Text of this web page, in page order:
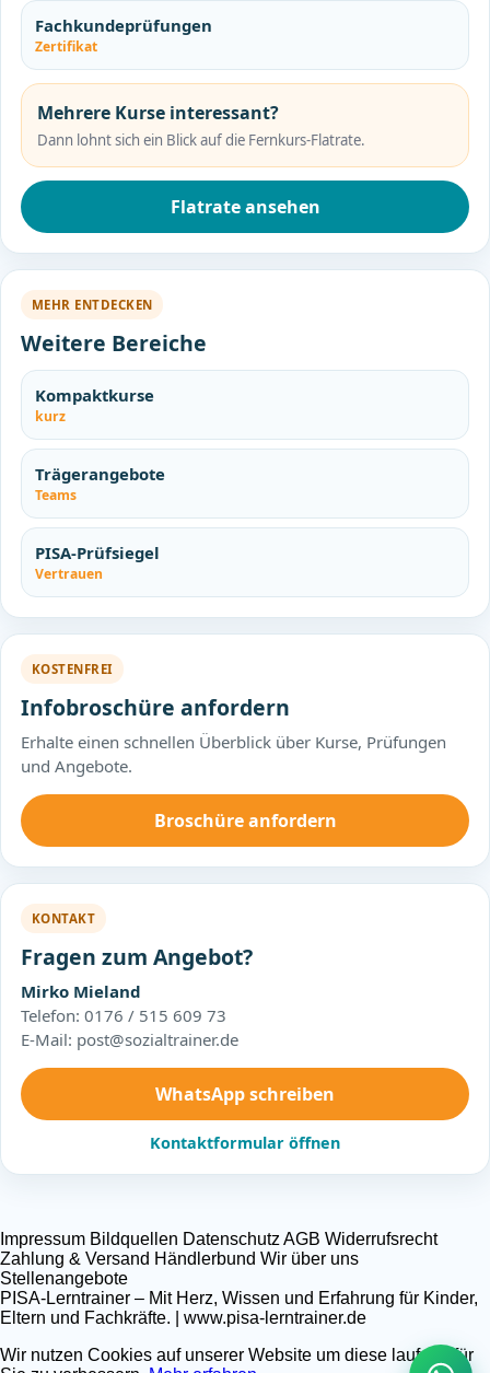
Fachkundeprüfungen
Zertifikat
Mehrere Kurse interessant?
Dann lohnt sich ein Blick auf die Fernkurs-Flatrate.
Flatrate ansehen
MEHR ENTDECKEN
Weitere Bereiche
Kompaktkurse
kurz
Trägerangebote
Teams
PISA-Prüfsiegel
Vertrauen
KOSTENFREI
Infobroschüre anfordern
Erhalte einen schnellen Überblick über Kurse, Prüfungen
und Angebote.
Broschüre anfordern
KONTAKT
Fragen zum Angebot?
Mirko Mieland
Telefon: 0176 / 515 609 73
E-Mail: post@sozialtrainer.de
WhatsApp schreiben
Kontaktformular öffnen
Impressum Bildquellen Datenschutz AGB Widerrufsrecht
Zahlung & Versand Händlerbund Wir über uns
Stellenangebote
PISA-Lerntrainer – Mit Herz, Wissen und Erfahrung für Kinder,
Eltern und Fachkräfte. | www.pisa-lerntrainer.de
Wir nutzen Cookies auf unserer Website um diese laufend für